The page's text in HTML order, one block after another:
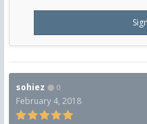
sohiez 0
February 4, 2018